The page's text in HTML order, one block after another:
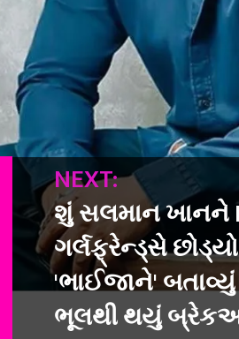
NEXT:
શું સલમાન ખાનને
ગર્લફ્રેન્ડ્સે
'ભાઈજાને' બતાવ્યું
ભૂલથી થયું